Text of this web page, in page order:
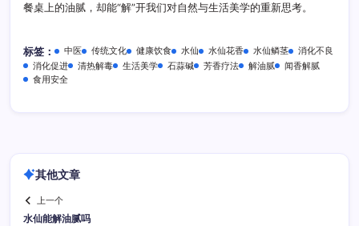
餐桌上的油腻，却能“解”开我们对自然与生活美学的重新思考。
标签： 中医 传统文化 健康饮食 水仙 水仙花香 水仙鳞茎
消化不良
消化促进
清热解毒 生活美学 石蒜碱 芳香疗法 解油腻
闻香解腻
食用安全
其他文章
上一个
水仙能解油腻吗